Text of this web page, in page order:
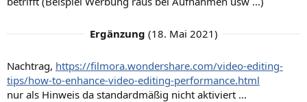
Ergänzung (18. Mai 2021)
Nachtrag, https://filmora.wondershare.com/video-editing-
tips/how-to-enhance-video-editing-performance.html
nur als Hinweis da standardmäßig nicht aktiviert ...